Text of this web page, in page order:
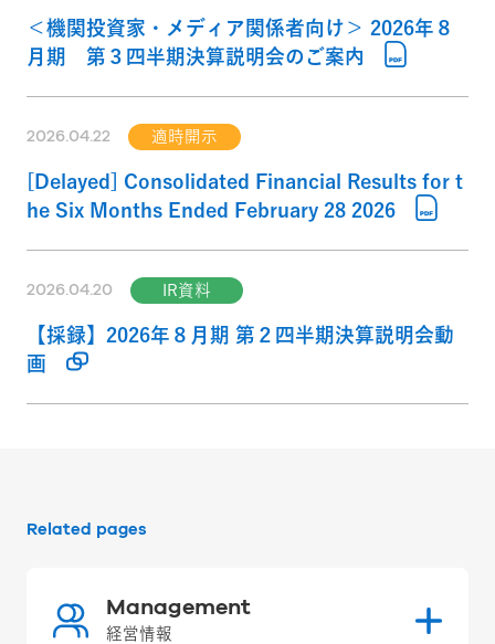
＜機関投資家・メディア関係者向け＞ 2026年８
月期 第３四半期決算説明会のご案内
2026.04.22 適時開示
[Delayed] Consolidated Financial Results for t
he Six Months Ended February 28 2026
2026.04.20 IR資料
【採録】2026年８月期 第２四半期決算説明会動
画
Related pages
Management
経営情報